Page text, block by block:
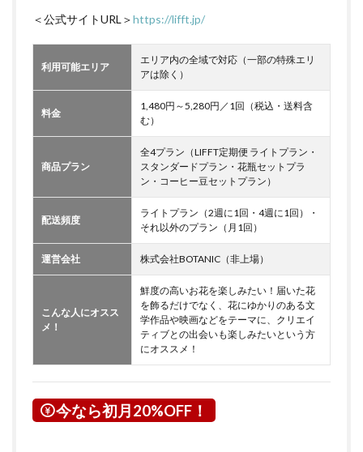
＜公式サイトURL＞https://lifft.jp/
利用可能エリア
エリア内の全域で対応（一部の特殊エリ
アは除く）
料金
1,480円～5,280円／1回（税込・送料含
む）
商品プラン
全4プラン（LIFFT定期便 ライトプラン・
スタンダードプラン・花瓶セットプラ
ン・コーヒー豆セットプラン）
配送頻度
ライトプラン（2週に1回・4週に1回）・
それ以外のプラン（月1回）
運営会社 株式会社BOTANIC（非上場）
こんな人にオスス
メ！
鮮度の高いお花を楽しみたい！届いた花
を飾るだけでなく、花にゆかりのある文
学作品や映画などをテーマに、クリエイ
ティブとの出会いも楽しみたいという方
にオススメ！
今なら初月20%OFF！